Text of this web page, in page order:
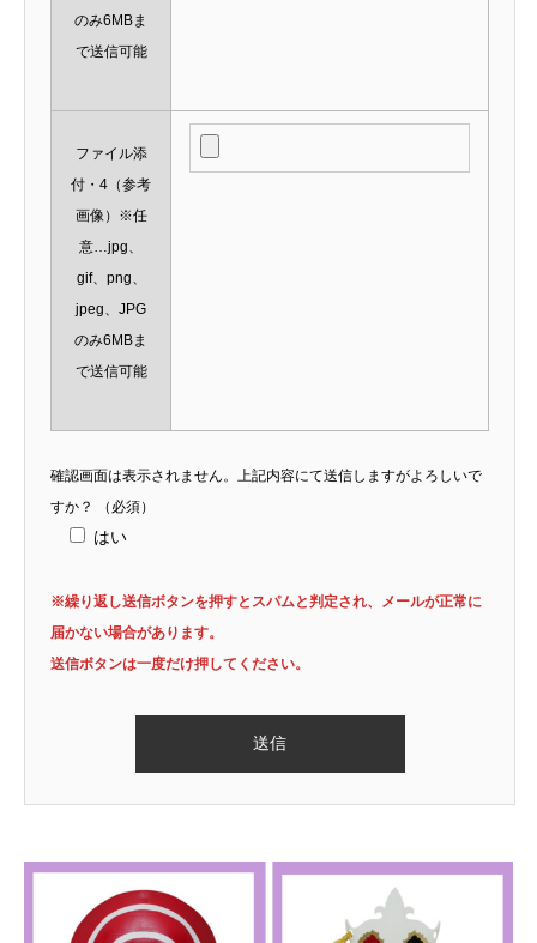
のみ6MBま
で送信可能
ファイル添
付・4（参考
画像）※任
意…jpg、
gif、png、
jpeg、JPG
のみ6MBま
で送信可能
確認画面は表示されません。上記内容にて送信しますがよろしいで
すか？
（必須）
はい
※繰り返し送信ボタンを押すとスパムと判定され、メールが正常に
届かない場合があります。
送信ボタンは一度だけ押してください。